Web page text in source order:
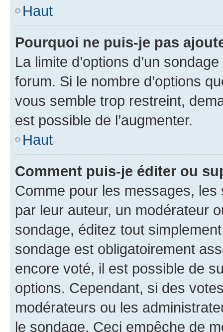
Haut
Pourquoi ne puis-je pas
La limite d’options d’un
forum. Si le nombre d’options
vous semble trop restreint,
est possible de l’augmenter.
Haut
Comment puis-je éditer ou
Comme pour les messages,
par leur auteur, un modérateur
sondage, éditez tout
sondage est obligatoirement
encore voté, il est possible de
options. Cependant, si des
modérateurs ou les
le sondage. Ceci empêche de